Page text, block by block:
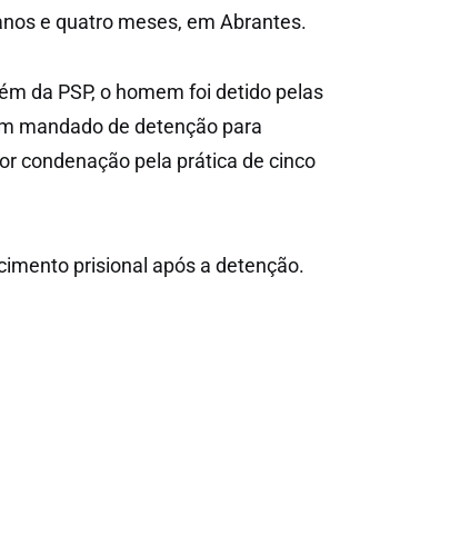
e quatro meses, em Abrantes.
da PSP, o homem foi detido pelas
mandado de detenção para
condenação pela prática de cinco
prisional após a detenção.